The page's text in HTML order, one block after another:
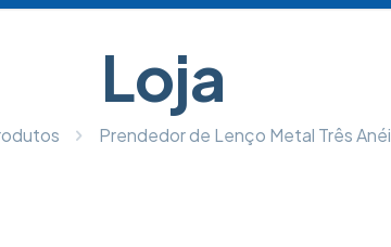
Loja
Prendedor de Lenço Metal Três